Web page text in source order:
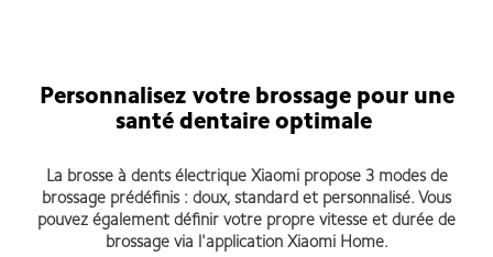
Personnalisez votre brossage pour une
santé dentaire optimale
La brosse à dents électrique Xiaomi propose 3 modes de
brossage prédéfinis : doux, standard et personnalisé. Vous
pouvez également définir votre propre vitesse et durée de
brossage via l'application Xiaomi Home.